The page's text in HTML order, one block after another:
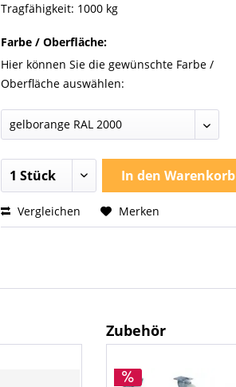
Tragfähigkeit: 1000 kg
Farbe / Oberfläche:
Hier können Sie die gewünschte Farbe /
Oberfläche auswählen:
In den Warenkorb
Vergleichen Merken
Zubehör